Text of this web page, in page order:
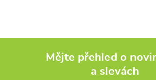
k
Mějte přehled o
a slevách